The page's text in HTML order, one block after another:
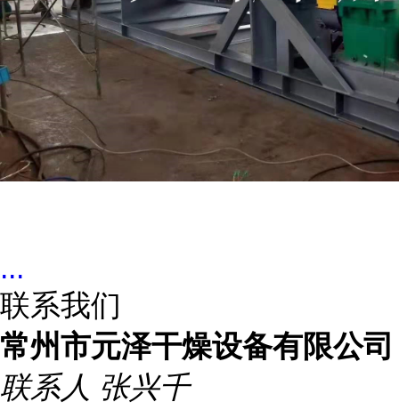
...
联系我们
常州市元泽干燥设备有限公司
联系人 张兴千